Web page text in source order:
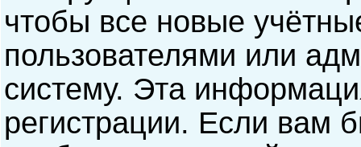
чтобы все новые
пользователями или
систему. Эта
регистрации. Если вам